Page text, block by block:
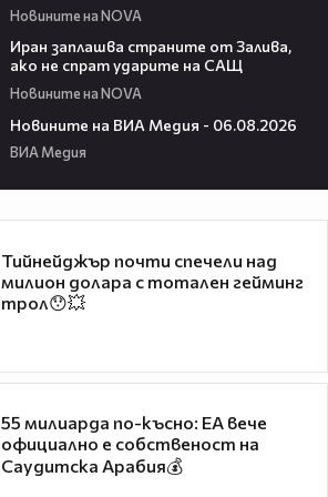
Новините на NOVA
Иран заплашва страните от Залива,
ако не спрат ударите на САЩ
Новините на NOVA
Новините на ВИА Медия - 06.08.2026
ВИА Медия
Тийнейджър почти спечели над
милион долара с тотален гейминг
трол😯💥
55 милиарда по-късно: EA вече
официално е собственост на
Саудитска Арабия💰